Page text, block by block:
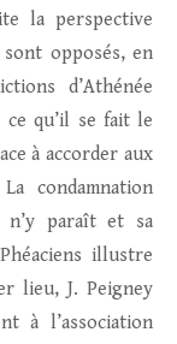
la perspective
opposés, en
d’Athénée
qu’il se fait le
à accorder aux
condamnation
n’y paraît et sa
illustre
lieu, J. Peigney
à l’association